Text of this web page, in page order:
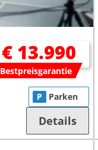
€ 13.990
Bestpreisgarantie
P Parken
Details